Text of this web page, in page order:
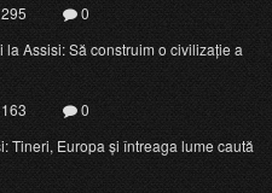
295
0
Assisi: Să construim o civilizație a
163
0
Tineri, Europa și întreaga lume caută